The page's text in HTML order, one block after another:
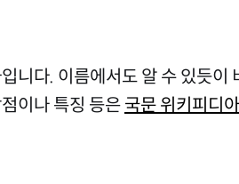
다. 이름에서도 알 수 있듯이
이나 특징 등은 국문 위키피디아